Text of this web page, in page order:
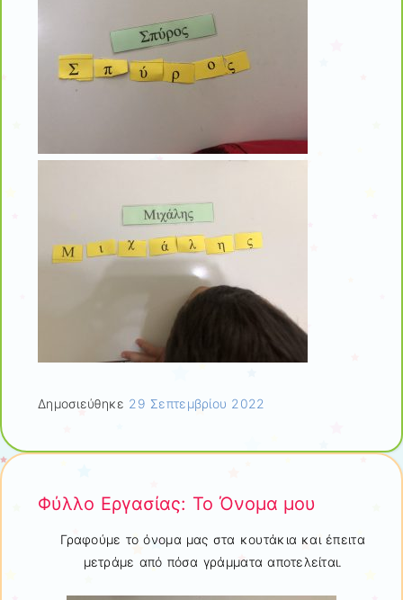
Δημοσιεύθηκε 29 Σεπτεμβρίου 2022
Φύλλο Εργασίας: Το Όνομα μου
Γραφούμε το όνομα μας στα κουτάκια και έπειτα
μετράμε από πόσα γράμματα αποτελείται.